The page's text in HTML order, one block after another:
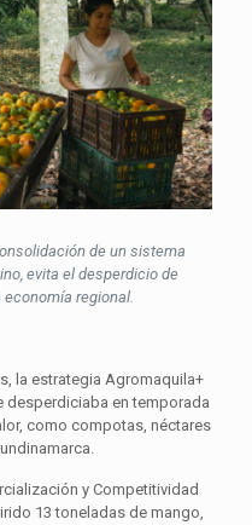
de un sistema
evita el desperdicio de
regional.
la estrategia Agromaquila+
desperdiciaba en temporada
como compotas, néctares
y Competitividad
13 toneladas de mango,